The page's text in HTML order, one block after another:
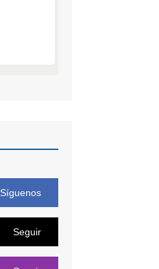
Síguenos
Seguir